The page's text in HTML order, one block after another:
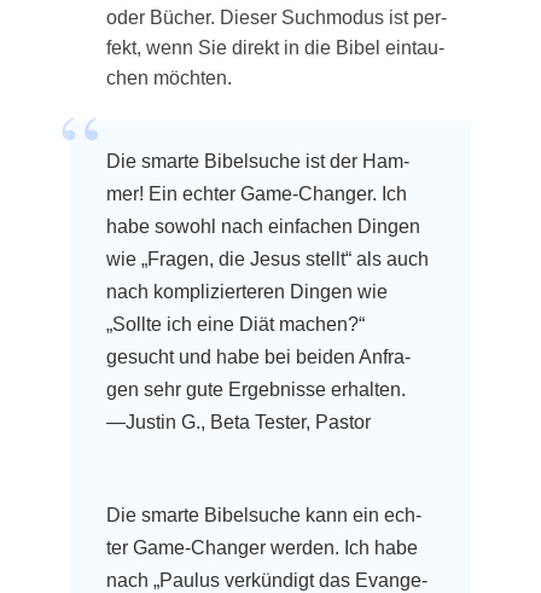
oder Bücher. Die­ser Such­mo­dus ist per­
fekt, wenn Sie direkt in die Bibel ein­tau­
chen möchten.
Die smar­te Bibel­su­che ist der Ham­
mer! Ein ech­ter Game-Chan­ger. Ich
habe sowohl nach ein­fa­chen Din­gen
wie „Fra­gen, die Jesus stellt“ als auch
nach kom­pli­zier­te­ren Din­gen wie
„Soll­te ich eine Diät machen?“
gesucht und habe bei bei­den Anfra­
gen sehr gute Ergeb­nis­se erhal­ten.
—Jus­tin G., Beta Tes­ter, Pastor
Die smar­te Bibel­su­che kann ein ech­
ter Game-Chan­ger wer­den. Ich habe
nach „Pau­lus ver­kün­digt das Evan­ge­